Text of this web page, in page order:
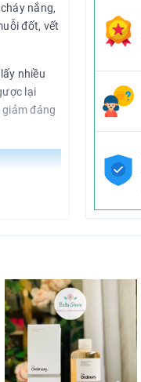
nắng,
đốt, vết
nhiều
lại
đáng